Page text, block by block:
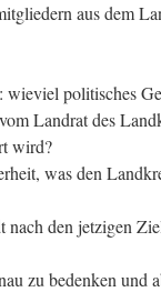
aus dem
politisches
Landrat des
wird?
was den
den jetzigen
zu bedenken und